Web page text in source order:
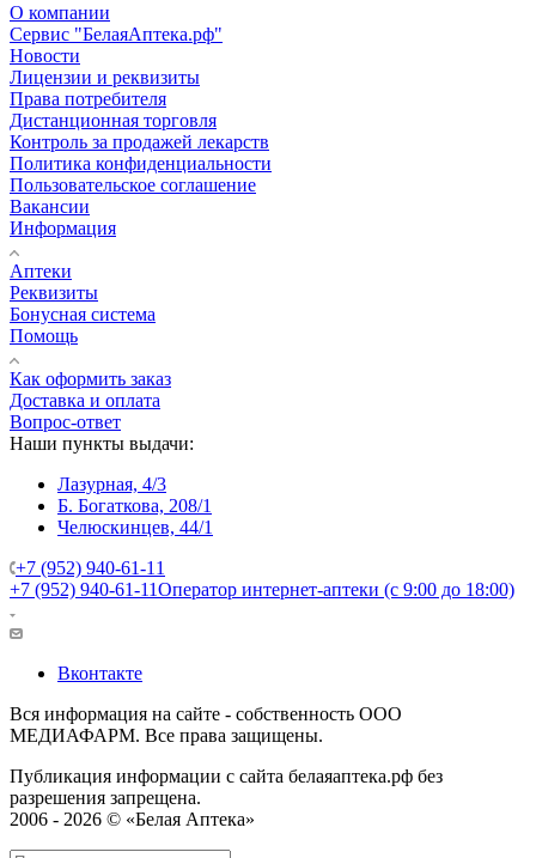
О компании
Сервис "БелаяАптека.рф"
Новости
Лицензии и реквизиты
Права потребителя
Дистанционная торговля
Контроль за продажей лекарств
Политика конфиденциальности
Пользовательское соглашение
Вакансии
Информация
Аптеки
Реквизиты
Бонусная система
Помощь
Как оформить заказ
Доставка и оплата
Вопрос-ответ
Наши пункты выдачи:
Лазурная, 4/3
Б. Богаткова, 208/1
Челюскинцев, 44/1
+7 (952) 940-61-11
+7 (952) 940-61-11Оператор интернет-аптеки (с 9:00 до 18:00)
Вконтакте
Вся информация на сайте - собственность ООО
МЕДИАФАРМ. Все права защищены.
Публикация информации с сайта белаяаптека.рф без
разрешения запрещена.
2006 - 2026 © «Белая Аптека»